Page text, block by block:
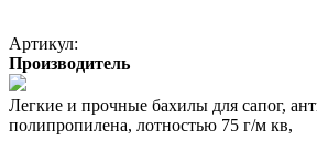
Артикул:
Производитель
Легкие и прочные бахилы для сапог,
полипропилена, лотностью 75 г/м кв,